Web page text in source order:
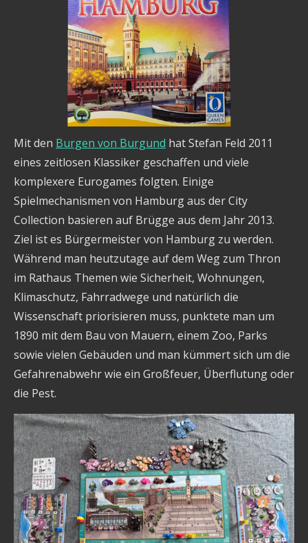
Mit den Burgen von Burgund hat Stefan Feld 2011
eines zeitlosen Klassiker geschaffen und viele
komplexere Eurogames folgten. Einige
Spielmechanismen von Hamburg aus der City
Collection basieren auf Brügge aus dem Jahr 2013.
Ziel ist es Bürgermeister von Hamburg zu werden.
Während man heutzutage auf dem Weg zum Thron
im Rathaus Themen wie Sicherheit, Wohnungen,
Klimaschutz, Fahrradwege und natürlich die
Wissenschaft priorisieren muss, punktete man um
1890 mit dem Bau von Mauern, einem Zoo, Parks
sowie vielen Gebäuden und man kümmert sich um die
Gefahrenabwehr wie ein Großfeuer, Überflutung oder
die Pest.